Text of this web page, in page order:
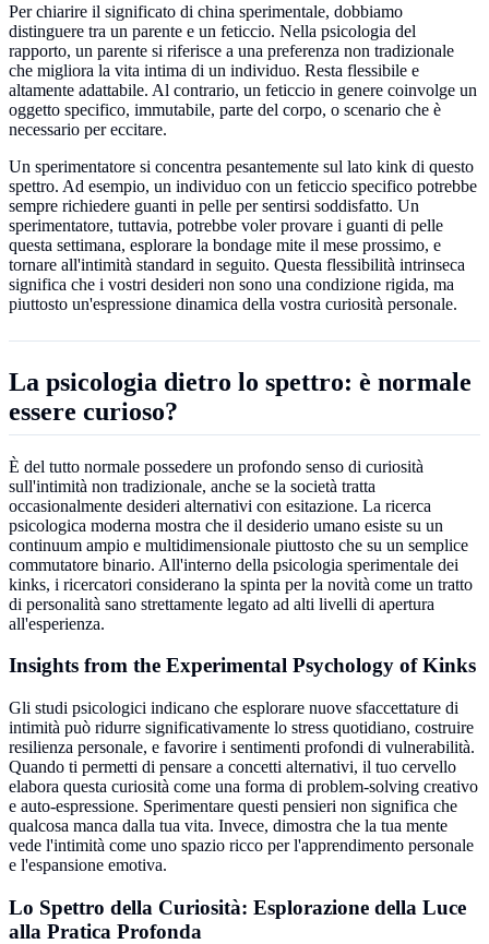
Per chiarire il significato di china sperimentale, dobbiamo
distinguere tra un parente e un feticcio. Nella psicologia del
rapporto, un parente si riferisce a una preferenza non tradizionale
che migliora la vita intima di un individuo. Resta flessibile e
altamente adattabile. Al contrario, un feticcio in genere coinvolge un
oggetto specifico, immutabile, parte del corpo, o scenario che è
necessario per eccitare.
Un sperimentatore si concentra pesantemente sul lato kink di questo
spettro. Ad esempio, un individuo con un feticcio specifico potrebbe
sempre richiedere guanti in pelle per sentirsi soddisfatto. Un
sperimentatore, tuttavia, potrebbe voler provare i guanti di pelle
questa settimana, esplorare la bondage mite il mese prossimo, e
tornare all'intimità standard in seguito. Questa flessibilità intrinseca
significa che i vostri desideri non sono una condizione rigida, ma
piuttosto un'espressione dinamica della vostra curiosità personale.
La psicologia dietro lo spettro: è normale
essere curioso?
È del tutto normale possedere un profondo senso di curiosità
sull'intimità non tradizionale, anche se la società tratta
occasionalmente desideri alternativi con esitazione. La ricerca
psicologica moderna mostra che il desiderio umano esiste su un
continuum ampio e multidimensionale piuttosto che su un semplice
commutatore binario. All'interno della psicologia sperimentale dei
kinks, i ricercatori considerano la spinta per la novità come un tratto
di personalità sano strettamente legato ad alti livelli di apertura
all'esperienza.
Insights from the Experimental Psychology of Kinks
Gli studi psicologici indicano che esplorare nuove sfaccettature di
intimità può ridurre significativamente lo stress quotidiano, costruire
resilienza personale, e favorire i sentimenti profondi di vulnerabilità.
Quando ti permetti di pensare a concetti alternativi, il tuo cervello
elabora questa curiosità come una forma di problem-solving creativo
e auto-espressione. Sperimentare questi pensieri non significa che
qualcosa manca dalla tua vita. Invece, dimostra che la tua mente
vede l'intimità come uno spazio ricco per l'apprendimento personale
e l'espansione emotiva.
Lo Spettro della Curiosità: Esplorazione della Luce
alla Pratica Profonda